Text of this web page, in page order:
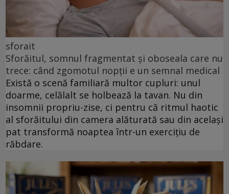
sforait
Sforăitul, somnul fragmentat și oboseala care nu
trece: când zgomotul nopții e un semnal medical
Există o scenă familiară multor cupluri: unul
doarme, celălalt se holbează la tavan. Nu din
insomnii propriu-zise, ci pentru că ritmul haotic
al sforăitului din camera alăturată sau din același
pat transformă noaptea într-un exercițiu de
răbdare.